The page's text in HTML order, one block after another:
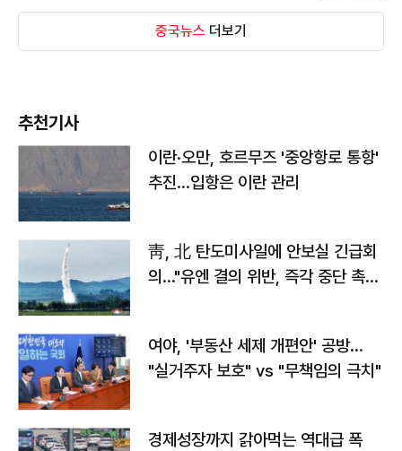
중국뉴스 더보기
추천기사
이란·오만, 호르무즈 '중앙항로 통항'
추진…입항은 이란 관리
靑, 北 탄도미사일에 안보실 긴급회
의…"유엔 결의 위반, 즉각 중단 촉
여야, '부동산 세제 개편안' 공방…
"실거주자 보호" vs "무책임의 극치"
경제성장까지 갉아먹는 역대급 폭